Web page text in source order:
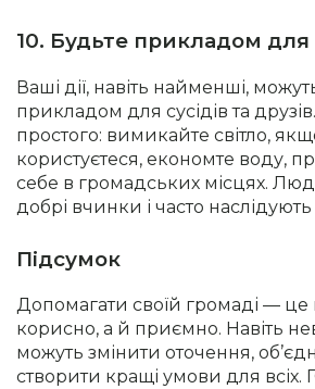
10. Будьте прикладом для
Ваші дії, навіть найменші,
прикладом для сусідів та друзів.
простого: вимикайте світло,
користуєтеся, економте воду,
себе в громадських місцях.
добрі вчинки і часто наслідують
Підсумок
Допомагати своїй громаді —
корисно, а й приємно. Навіть
можуть змінити оточення,
створити кращі умови для всіх.